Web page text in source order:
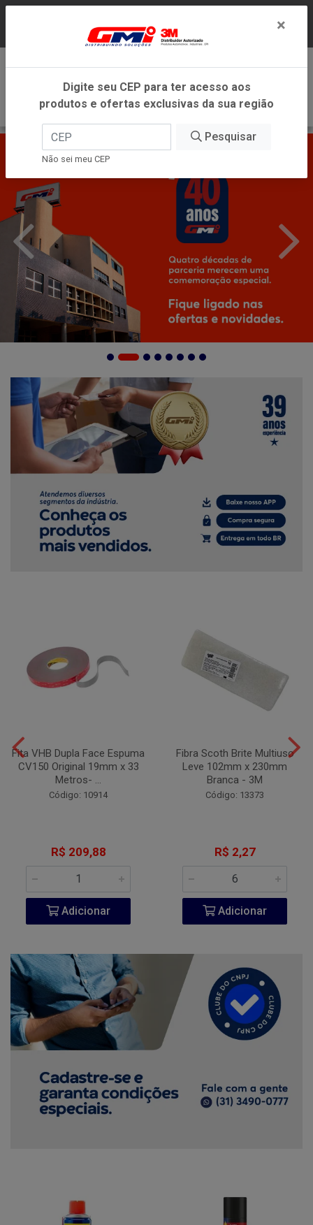
DENTRO DO ESTADO DE MINAS GERAIS.
Fita VHB Dupla Face Espuma
CV150 Original 19mm x 33
Metros- ...
Código: 10914
R$ 209,88
Adicionar
Fibra Scoth Brite Multiuso
Leve 102mm x 230mm
Branca - 3M
Código: 13373
R$ 2,27
Adicionar
×
Digite seu CEP para ter acesso aos
produtos e ofertas exclusivas da sua região
Pesquisar
Não sei meu CEP